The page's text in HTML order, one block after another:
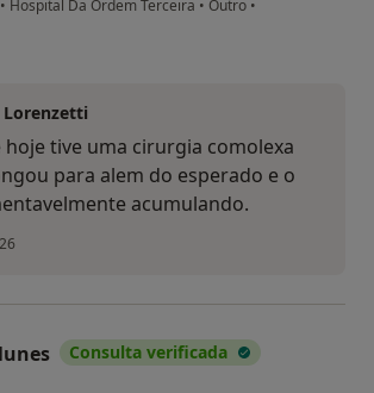
• Hospital Da Ordem Terceira • Outro •
Florbela paulino
tive uma cirurgia comolexa
para alem do esperado e o
acumulando.
Consulta verificada